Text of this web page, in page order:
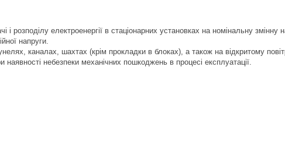
розподілу електроенергії в стаціонарних установках на номінальну змінну
напруги.
каналах, шахтах (крім прокладки в блоках), а також на відкритому
небезпеки механічних пошкоджень в процесі експлуатації.